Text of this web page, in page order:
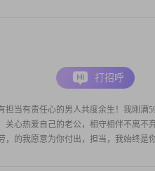
当有责任心的男人共度余生！我刚满
心热爱自己的老公，相守相伴不离不弃
的我愿意为你付出，担当，我始终是
打招呼